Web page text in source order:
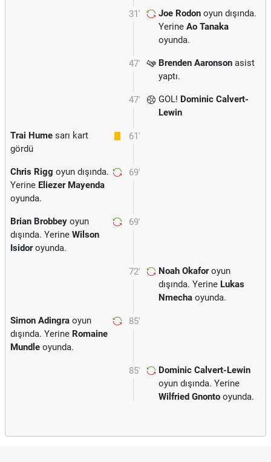
31' Joe Rodon oyun dışında.
Yerine Ao Tanaka
oyunda.
47' Brenden Aaronson asist
yaptı.
47' GOL! Dominic Calvert-
Lewin
61'
Trai Hume sarı kart
gördü
69'
Chris Rigg oyun dışında.
Yerine Eliezer Mayenda
oyunda.
69'
Brian Brobbey oyun
dışında. Yerine Wilson
Isidoroyunda.
72' Noah Okaforoyun
dışında. Yerine Lukas
Nmecha oyunda.
85'
Simon Adingra oyun
dışında. Yerine Romaine
Mundle oyunda.
85'
Dominic Calvert-Lewin
oyun dışında. Yerine
Wilfried Gnonto oyunda.